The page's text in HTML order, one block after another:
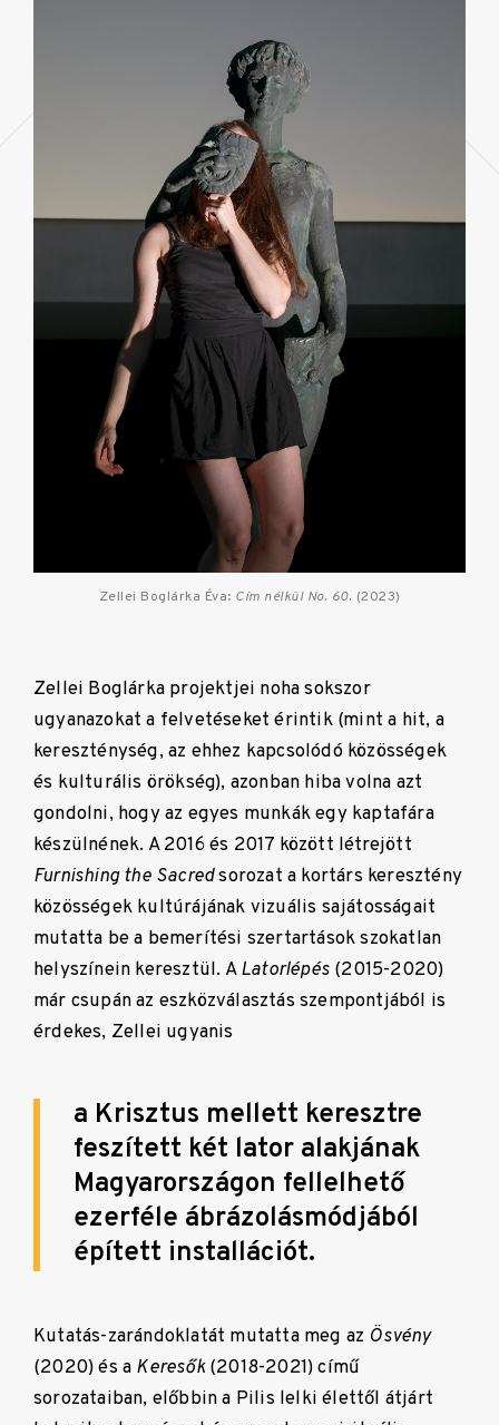
Zellei Boglárka Éva: Cím nélkül No. 60. (2023)
Zellei Boglárka projektjei noha sokszor
ugyanazokat a felvetéseket érintik (mint a hit, a
kereszténység, az ehhez kapcsolódó közösségek
és kulturális örökség), azonban hiba volna azt
gondolni, hogy az egyes munkák egy kaptafára
készülnének. A 2016 és 2017 között létrejött
Furnishing the Sacredsorozat a kortárs keresztény
közösségek kultúrájának vizuális sajátosságait
mutatta be a bemerítési szertartások szokatlan
helyszínein keresztül. ALatorlépés (2015-2020)
már csupán az eszközválasztás szempontjából is
érdekes, Zellei ugyanis
a Krisztus mellett keresztre
feszített két lator alakjának
Magyarországon fellelhető
ezerféle ábrázolásmódjából
épített installációt.
Kutatás-zarándoklatát mutatta meg az Ösvény
(2020) és a Keresők(2018-2021) című
sorozataiban, előbbin a Pilis lelki élettől átjárt